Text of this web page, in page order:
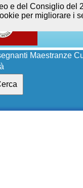
Maestranze
e del Consiglio del
per migliorare i